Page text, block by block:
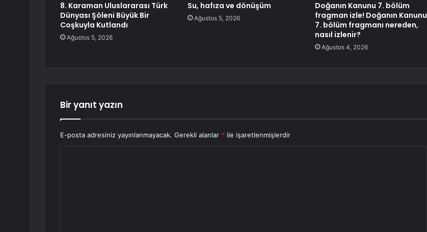
8. Karaman Uluslararası Türk
Dünyası Şöleni Büyük Bir
Coşkuyla Kutlandı
Ağustos 5, 2026
Su, hafıza ve dönüşüm
Ağustos 5, 2026
Doğanın Kanunu 7. bölüm
fragman izle! Doğanın Kanunu
7. bölüm fragmanı nereden,
nasıl izlenir?
Ağustos 4, 2026
Bir yanıt yazın
E-posta adresiniz yayınlanmayacak. Gerekli alanlar * ile işaretlenmişlerdir